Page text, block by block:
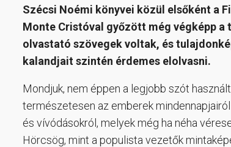
Szécsi Noémi könyvei közül elsőként a
Monte Cristóval győzött még végképp
olvastató szövegek voltak, és
kalandjait szintén érdemes elolvasni.
Mondjuk, nem éppen a legjobb szót
természetesen az emberek
és vívódásokról, melyek még ha néha
Hörcsög, mint a populista vezetők